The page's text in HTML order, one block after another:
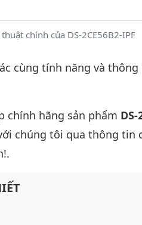
chính của DS-2CE56B2-IPF
cùng tính năng và
chính hãng sản phẩm DS-
chúng tôi qua thông tin